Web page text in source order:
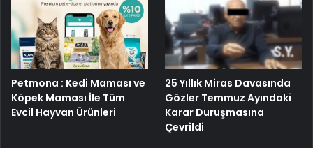
Petmona : Kedi Maması ve
Köpek Maması İle Tüm
Evcil Hayvan Ürünleri
25 Yıllık Miras Davasında
Gözler Temmuz Ayındaki
Karar Duruşmasına
Çevrildi